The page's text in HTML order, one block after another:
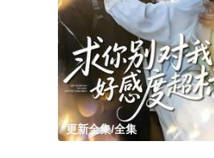
更新全集/全集